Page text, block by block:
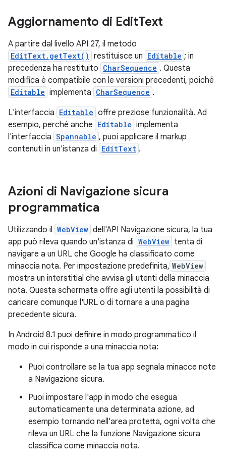
Aggiornamento di EditText
A partire dal livello API 27, il metodo
EditText.getText() restituisce un Editable ; in
precedenza ha restituito CharSequence . Questa
modifica è compatibile con le versioni precedenti, poiché
Editable implementa CharSequence .
L'interfaccia Editable offre preziose funzionalità. Ad
esempio, perché anche Editable implementa
l'interfaccia Spannable , puoi applicare il markup
contenuti in un'istanza di EditText .
Azioni di Navigazione sicura
programmatica
Utilizzando il WebView dell'API Navigazione sicura, la tua
app può rileva quando un'istanza di WebView tenta di
navigare a un URL che Google ha classificato come
minaccia nota. Per impostazione predefinita, WebView
mostra un interstitial che avvisa gli utenti della minaccia
nota. Questa schermata offre agli utenti la possibilità di
caricare comunque l'URL o di tornare a una pagina
precedente sicura.
In Android 8.1 puoi definire in modo programmatico il
modo in cui risponde a una minaccia nota:
Puoi controllare se la tua app segnala minacce note
a Navigazione sicura.
Puoi impostare l'app in modo che esegua
automaticamente una determinata azione, ad
esempio tornando nell'area protetta, ogni volta che
rileva un URL che la funzione Navigazione sicura
classifica come minaccia nota.